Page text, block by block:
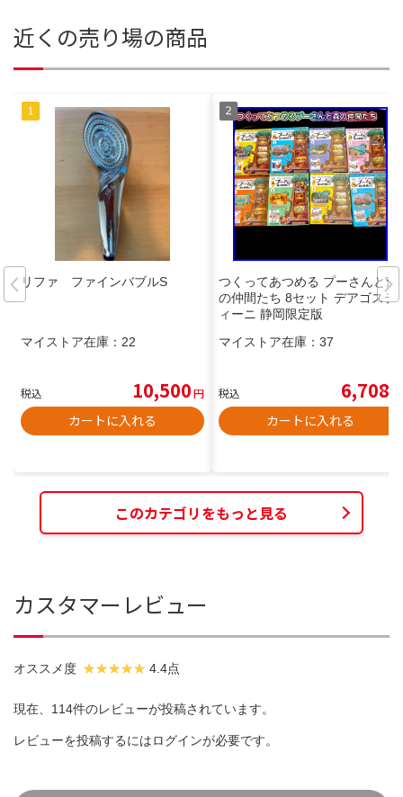
近くの売り場の商品
リファ ファインバブルS
マイストア在庫： 22
税込 10,500円
カートに入れる
つくってあつめる プーさんと森
の仲間たち 8セット デアゴステ
ィーニ 静岡限定版
マイストア在庫： 37
税込 6,708
カートに入れる
このカテゴリをもっと見る
カスタマーレビュー
オススメ度 4.4点
現在、114件のレビューが投稿されています。
レビューを投稿するにはログインが必要です。